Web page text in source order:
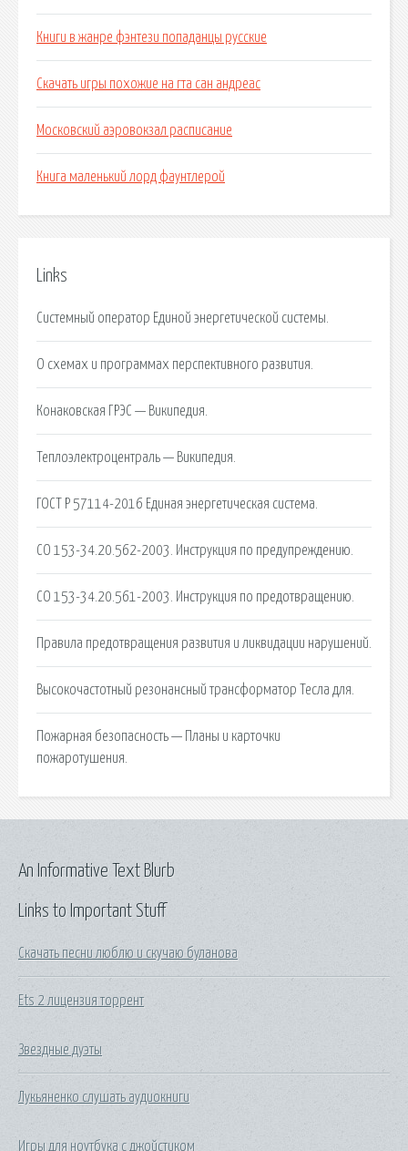
Книги в жанре фэнтези попаданцы русские
Скачать игры похожие на гта сан андреас
Московский аэровокзал расписание
Книга маленький лорд фаунтлерой
Links
Системный оператор Единой энергетической системы.
О схемах и программах перспективного развития.
Конаковская ГРЭС — Википедия.
Теплоэлектроцентраль — Википедия.
ГОСТ Р 57114-2016 Единая энергетическая система.
СО 153-34.20.562-2003. Инструкция по предупреждению.
СО 153-34.20.561-2003. Инструкция по предотвращению.
Правила предотвращения развития и ликвидации нарушений.
Высокочастотный резонансный трансформатор Тесла для.
Пожарная безопасность — Планы и карточки
пожаротушения.
Links to Important Stuff
Скачать песни люблю и скучаю буланова
Ets 2 лицензия торрент
Звездные дуэты
Лукьяненко слушать аудиокниги
Игры для ноутбука с джойстиком
An Informative Text Blurb